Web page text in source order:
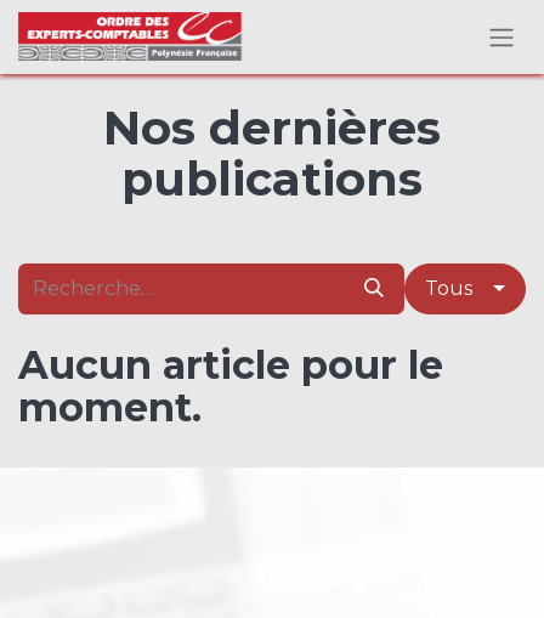
Se rendre au contenu
Nos dernières
publications
Tous
Aucun article pour le
moment.